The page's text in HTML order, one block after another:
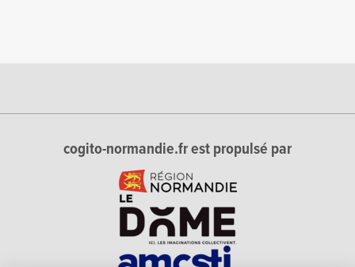
cogito-normandie.fr est propulsé par